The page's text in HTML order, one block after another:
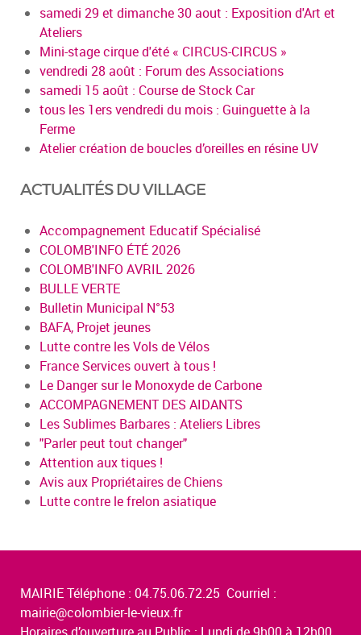
samedi 29 et dimanche 30 aout : Exposition d'Art et
Ateliers
Mini-stage cirque d'été « CIRCUS-CIRCUS »
vendredi 28 août : Forum des Associations
samedi 15 août : Course de Stock Car
tous les 1ers vendredi du mois : Guinguette à la
Ferme
Atelier création de boucles d’oreilles en résine UV
ACTUALITÉS DU VILLAGE
Accompagnement Educatif Spécialisé
COLOMB'INFO ÉTÉ 2026
COLOMB'INFO AVRIL 2026
BULLE VERTE
Bulletin Municipal N°53
BAFA, Projet jeunes
Lutte contre les Vols de Vélos
France Services ouvert à tous !
Le Danger sur le Monoxyde de Carbone
ACCOMPAGNEMENT DES AIDANTS
Les Sublimes Barbares : Ateliers Libres
"Parler peut tout changer"
Attention aux tiques !
Avis aux Propriétaires de Chiens
Lutte contre le frelon asiatique
MAIRIE Téléphone : 04.75.06.72.25 Courriel :
mairie@colombier-le-vieux.fr